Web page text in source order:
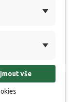
vše